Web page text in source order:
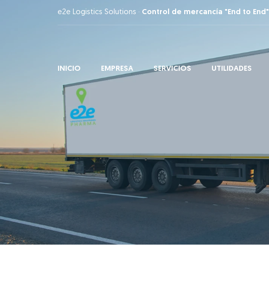
e2e Logistics Solutions · Control de mercancía "End to End"
INICIO EMPRESA SERVICIOS UTILIDADES